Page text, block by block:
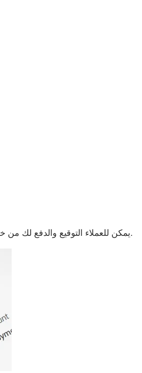
يمكن للعملاء التوقيع والدفع لك من خلال بضع نقرات. ويمكنهم اختيار طريقة الدفع التي يفضلونها.